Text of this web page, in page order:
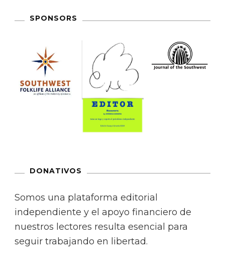
SPONSORS
DONATIVOS
Somos una plataforma editorial
independiente y el apoyo financiero de
nuestros lectores resulta esencial para
seguir trabajando en libertad.